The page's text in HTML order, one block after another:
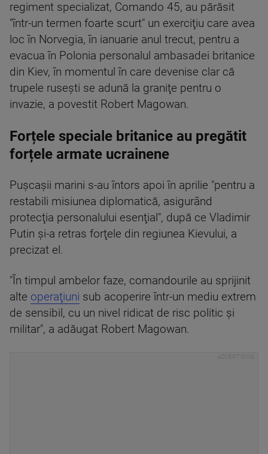
regiment specializat, Comando 45, au părăsit
"într-un termen foarte scurt" un exerciţiu care avea
loc în Norvegia, în ianuarie anul trecut, pentru a
evacua în Polonia personalul ambasadei britanice
din Kiev, în momentul în care devenise clar că
trupele ruseşti se adună la graniţe pentru o
invazie, a povestit Robert Magowan.
Forțele speciale britanice au pregătit
forțele armate ucrainene
Puşcaşii marini s-au întors apoi în aprilie "pentru a
restabili misiunea diplomatică, asigurând
protecţia personalului esenţial", după ce Vladimir
Putin şi-a retras forţele din regiunea Kievului, a
precizat el.
"În timpul ambelor faze, comandourile au sprijinit
alte operaţiuni sub acoperire într-un mediu extrem
de sensibil, cu un nivel ridicat de risc politic şi
militar", a adăugat Robert Magowan.